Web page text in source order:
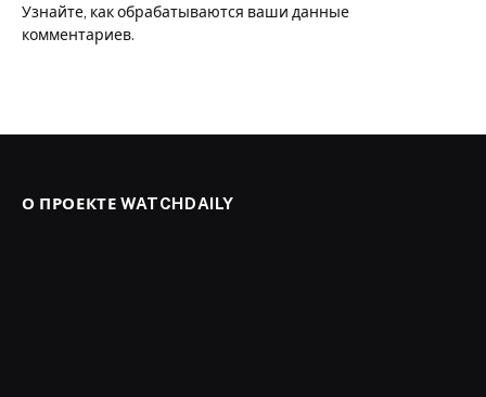
Узнайте, как обрабатываются ваши данные
комментариев.
О ПРОЕКТЕ WATCHDAILY